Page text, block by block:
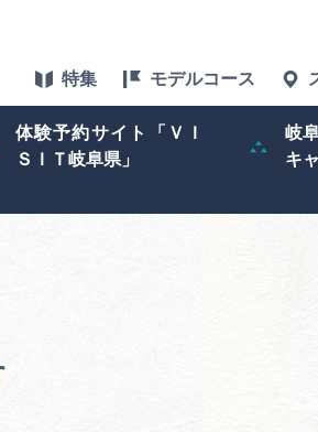
特集 モデルコース
体験予約サイト「ＶＩ
ＳＩＴ岐阜県」
岐
キ